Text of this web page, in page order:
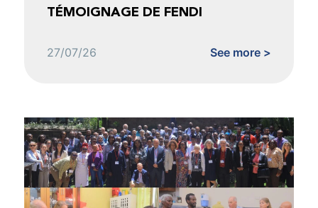
TÉMOIGNAGE DE FENDI
27/07/26 See more >